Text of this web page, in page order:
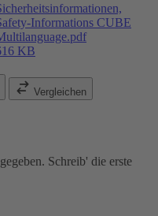
Informations CUBE
KB
Vergleichen
Schreib' die erste